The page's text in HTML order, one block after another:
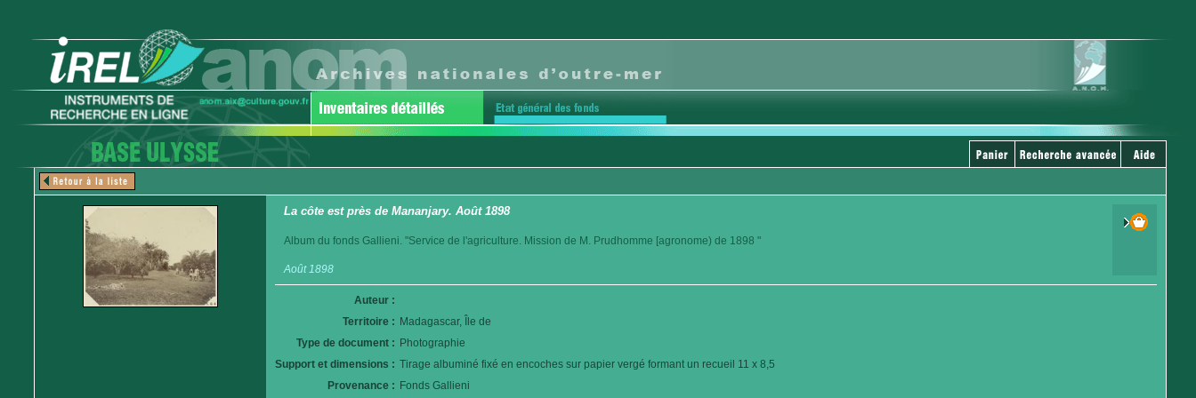
La côte est près de Mananjary. Août 1898
Album du fonds Gallieni. "Service de l'agriculture. Mission de M. Prudhomme [agronome) de 1898 "
Août 1898
Auteur :
Territoire : Madagascar, Île de
Type de document : Photographie
Support et dimensions : Tirage albuminé fixé en encoches sur papier vergé formant un recueil 11 x 8,5
Provenance : Fonds Gallieni